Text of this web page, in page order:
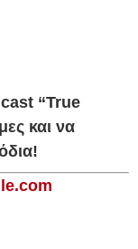
“True
και να